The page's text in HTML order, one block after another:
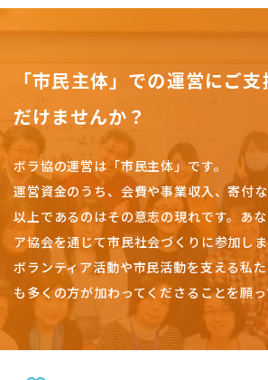
「市民主体」での運営にご
だけませんか？
ボラ協の運営は「市民主体」です。
運営資金のうち、会費や事業収入、寄付
以上であるのはその意志の現れです。 あ
ア協会を通じて市民社会づくりに参加し
ボランティア活動や市民活動を支える私
も多くの方が加わってくださることを願